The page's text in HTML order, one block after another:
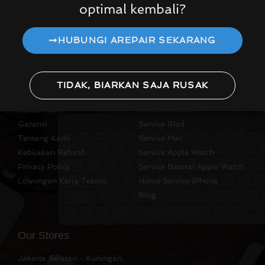
Quick Links
Lokasi Kami
Garansi
Tentang Kami
Kebijakan Refund
Privacy Policy
Lowongan Kerja Teknisi
Quick Links
Service iPhone
Service iPad
Service Mac
Service Apple Watch
Service Baterai Apple Watch
Home Service iPhone
Blog
Our Stores
Jakarta Selatan - Kuningan
optimal kembali?
HUBUNGI AREPAIR SEKARANG
TIDAK, BIARKAN SAJA RUSAK